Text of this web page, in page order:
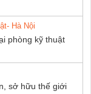
Hà Nội
phòng kỹ thuật
sở hữu thế giới